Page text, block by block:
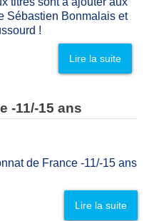
Sébastien Bonmalais et
!
Lire la suite
-11/-15 ans
de France -11/-15 ans
Lire la suite